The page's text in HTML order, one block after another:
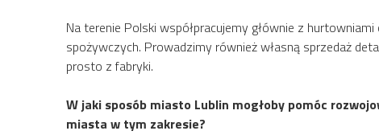
Na terenie Polski współpracujemy głównie z
spożywczych. Prowadzimy również własną sprzedaż
prosto z fabryki.
W jaki sposób miasto Lublin mogłoby pomóc
miasta w tym zakresie?